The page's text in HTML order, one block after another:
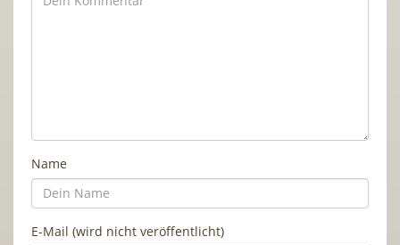
Name
E-Mail (wird nicht veröffentlicht)